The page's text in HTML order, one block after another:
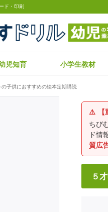
ド・印刷
児知育 小学生教材
の子供におすすめの絵本定期購読
⚠️
ちび
ド情
質広
５